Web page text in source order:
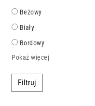
Beżowy
Biały
Bordowy
Pokaż więcej
Filtruj